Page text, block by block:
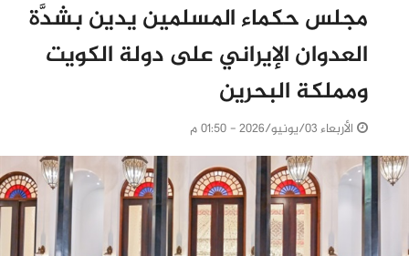
مجلس حكماء المسلمين يدين بشدَّة
العدوان الإيراني على دولة الكويت
ومملكة البحرين
الأربعاء 03/يونيو/2026 - 01:50 م